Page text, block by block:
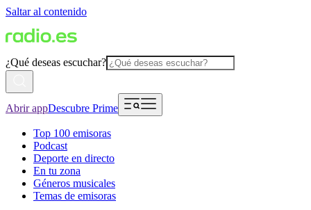
Saltar al contenido
¿Qué deseas escuchar?
Abrir appDescubre Prime
Top 100 emisoras
Podcast
Deporte en directo
En tu zona
Géneros musicales
Temas de emisoras